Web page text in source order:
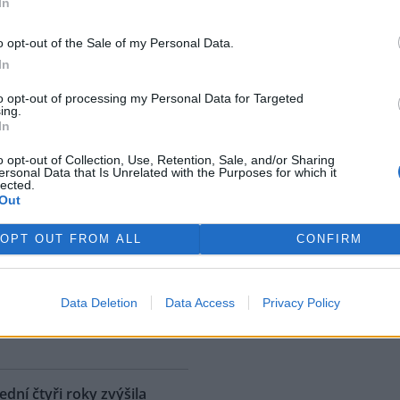
opt-out of the Sale of my Personal Data.
opt-out of processing my Personal Data for Targeted
opt-out of Collection, Use, Retention, Sale, and/or Sharing
Data that Is Unrelated with the Purposes for which it
OPT OUT FROM ALL CONFIRM
Data Deletion Data Access Privacy Policy
vysokých teplot. ČTK to
Jitka Češková.
led k ochlazení při
zoologická zahrada dnes
ledním medvědům
tři tuny ledu k ochlazení
teplotám. Ledové
zvířatům neslouží jen ke
řekl mluvčí zoo Filip
počasí opakovat i při
sebou několik velmi
teploty stoupat až ke 40
čtyři roky zvýšila